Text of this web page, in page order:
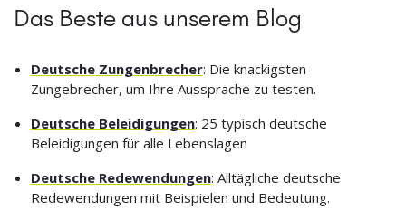
Das Beste aus unserem Blog
Deutsche Zungenbrecher: Die knackigsten
Zungebrecher, um Ihre Aussprache zu testen.
Deutsche Beleidigungen: 25 typisch deutsche
Beleidigungen für alle Lebenslagen
Deutsche Redewendungen: Alltägliche deutsche
Redewendungen mit Beispielen und Bedeutung.